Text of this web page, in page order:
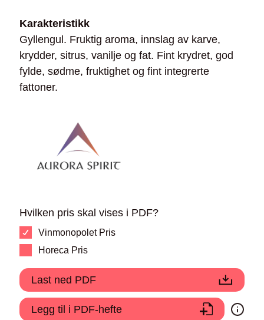
Karakteristikk
Gyllengul. Fruktig aroma, innslag av karve,
krydder, sitrus, vanilje og fat. Fint krydret, god
fylde, sødme, fruktighet og fint integrerte
fattoner.
Hvilken pris skal vises i PDF?
Vinmonopolet Pris
Horeca Pris
Last ned PDF
Legg til i PDF-hefte